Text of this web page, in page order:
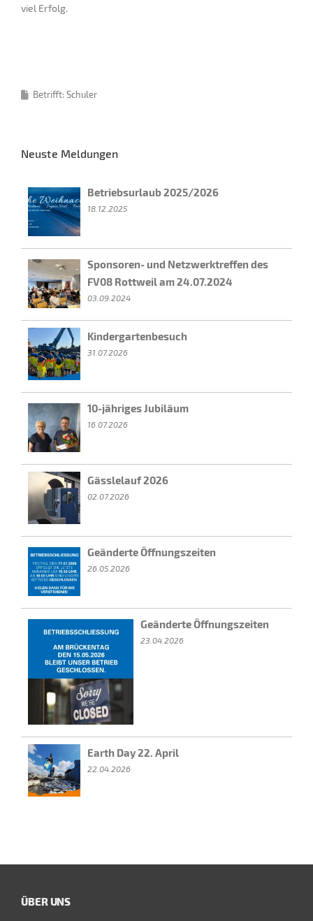
viel Erfolg.
Betrifft: Schuler
Neuste Meldungen
Betriebsurlaub 2025/2026
18.12.2025
Sponsoren- und Netzwerktreffen des
FV08 Rottweil am 24.07.2024
03.09.2024
Kindergartenbesuch
31.07.2026
10-jähriges Jubiläum
16.07.2026
Gässlelauf 2026
02.07.2026
Geänderte Öffnungszeiten
26.05.2026
Geänderte Öffnungszeiten
23.04.2026
Earth Day 22. April
22.04.2026
ÜBER UNS